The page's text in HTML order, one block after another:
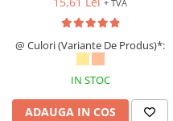
Bocanci de protecție S2
Bocanci de protecție S3
Cizme outdoor
Cizme de lucru OB
+ TVA
@ Culori (Variante De Produs)*:
IN STOC
ADAUGA IN COS